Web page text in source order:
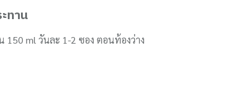
ทาน
150 ml วันละ 1-2 ซอง ตอนท้องว่าง